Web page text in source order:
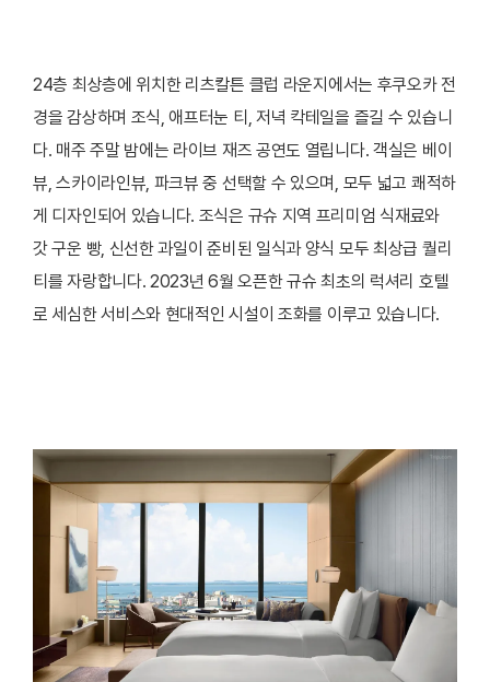
24층 최상층에 위치한 리츠칼튼 클럽 라운지에서는 후쿠오카 전
경을 감상하며 조식, 애프터눈 티, 저녁 칵테일을 즐길 수 있습니
다. 매주 주말 밤에는 라이브 재즈 공연도 열립니다. 객실은 베이
뷰, 스카이라인뷰, 파크뷰 중 선택할 수 있으며, 모두 넓고 쾌적하
게 디자인되어 있습니다. 조식은 규슈 지역 프리미엄 식재료와
갓 구운 빵, 신선한 과일이 준비된 일식과 양식 모두 최상급 퀄리
티를 자랑합니다. 2023년 6월 오픈한 규슈 최초의 럭셔리 호텔
로 세심한 서비스와 현대적인 시설이 조화를 이루고 있습니다.